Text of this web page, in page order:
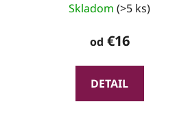
Skladom (>5 ks)
od €16
DETAIL